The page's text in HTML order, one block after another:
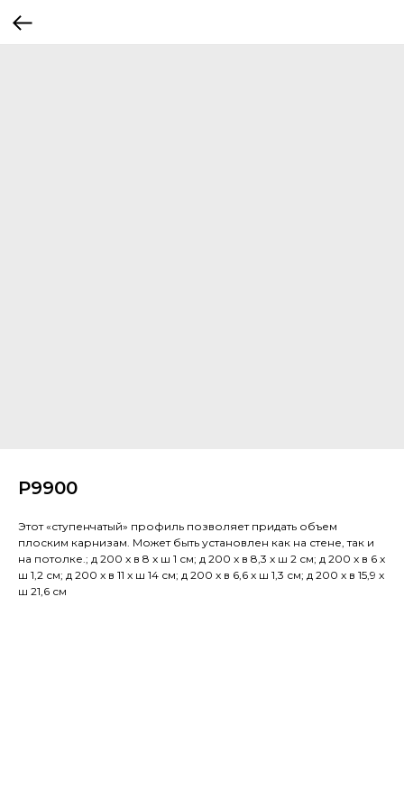
P9900
Этот «ступенчатый» профиль позволяет придать объем
плоским карнизам. Может быть установлен как на стене, так и
на потолке.; д 200 x в 8 x ш 1 см; д 200 x в 8,3 x ш 2 см; д 200 x в 6 x
ш 1,2 см; д 200 x в 11 x ш 14 см; д 200 x в 6,6 x ш 1,3 см; д 200 x в 15,9 x
ш 21,6 см